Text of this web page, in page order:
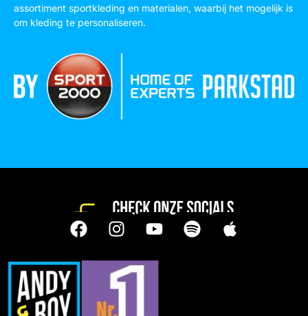
assortiment sportkleding en materialen, waarbij het mogelijk is
om kleding te personaliseren.